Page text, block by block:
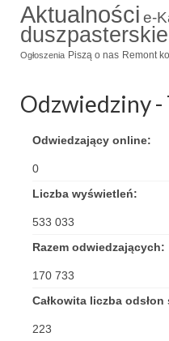
Imieniny Ks.
Narodowy
Pielęgnacja
Nasza parafia z
Galerie 2018
100 lecie
Aktualności e-
duszpasterskie
Ogłoszenia Piszą o nas Remont
Odzwiedziny -
Odwiedzający online:
0
Liczba wyświetleń:
533 033
Razem odwiedzających:
170 733
Całkowita liczba
223